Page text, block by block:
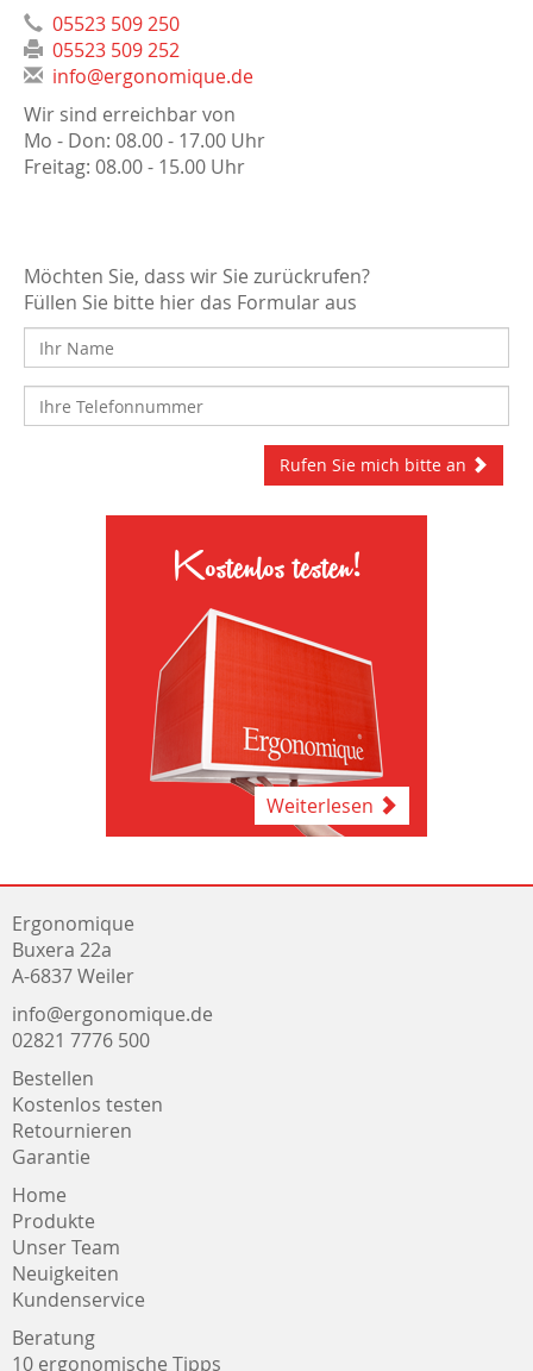
05523 509 250
05523 509 252
info@ergonomique.de
Wir sind erreichbar von
Mo - Don: 08.00 - 17.00 Uhr
Freitag: 08.00 - 15.00 Uhr
Möchten Sie, dass wir Sie zurückrufen?
Füllen Sie bitte hier das Formular aus
Rufen Sie mich bitte an
Kostenlos testen!
Weiterlesen
Ergonomique
Buxera 22a
A-6837 Weiler
info@ergonomique.de
02821 7776 500
Bestellen
Kostenlos testen
Retournieren
Garantie
Home
Produkte
Unser Team
Neuigkeiten
Kundenservice
Beratung
10 ergonomische Tipps